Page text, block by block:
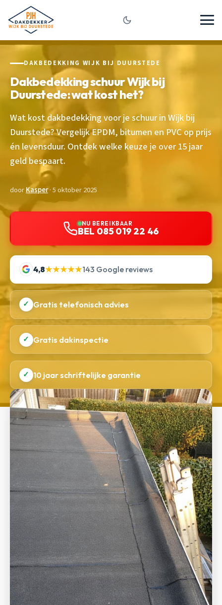
DAKBEDEKKING WIJK BIJ DUURSTEDE
Dakbedekking schuur Wijk bij
Duurstede: wat kost het?
Wat kost dakbedekking voor je schuur in Wijk bij
Duurstede? Vergelijk EPDM, bitumen en PVC op prijs
én levensduur. Ontdek welke keuze je over 15 jaar
geld bespaart.
doorKasper· 5 oktober 2025
NU BEREIKBAAR
BEL 085 019 22 46
4,8★★★★★143 Google reviews
✓ Gratis telefonisch advies
✓ Gratis dakinspectie
✓ 10 jaar schriftelijke garantie